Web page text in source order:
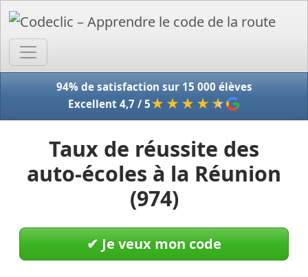
94% de satisfaction sur 15 000 élèves
Excellent 4,7 / 5★★★★ ★
Taux de réussite des
auto-écoles à la Réunion
(974)
✔︎ Je veux mon code